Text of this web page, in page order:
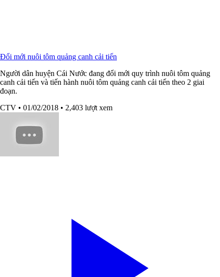
Đổi mới nuôi tôm quảng canh cải tiến
Người dân huyện Cái Nước đang đổi mới quy trình nuôi tôm quảng
canh cải tiến và tiến hành nuôi tôm quảng canh cải tiến theo 2 giai
đoạn.
CTV • 01/02/2018 • 2,403 lượt xem